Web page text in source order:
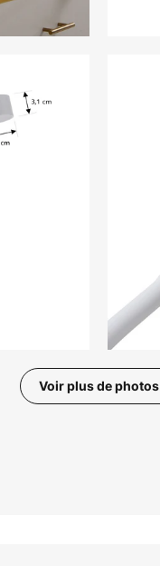
Voir plus de photos